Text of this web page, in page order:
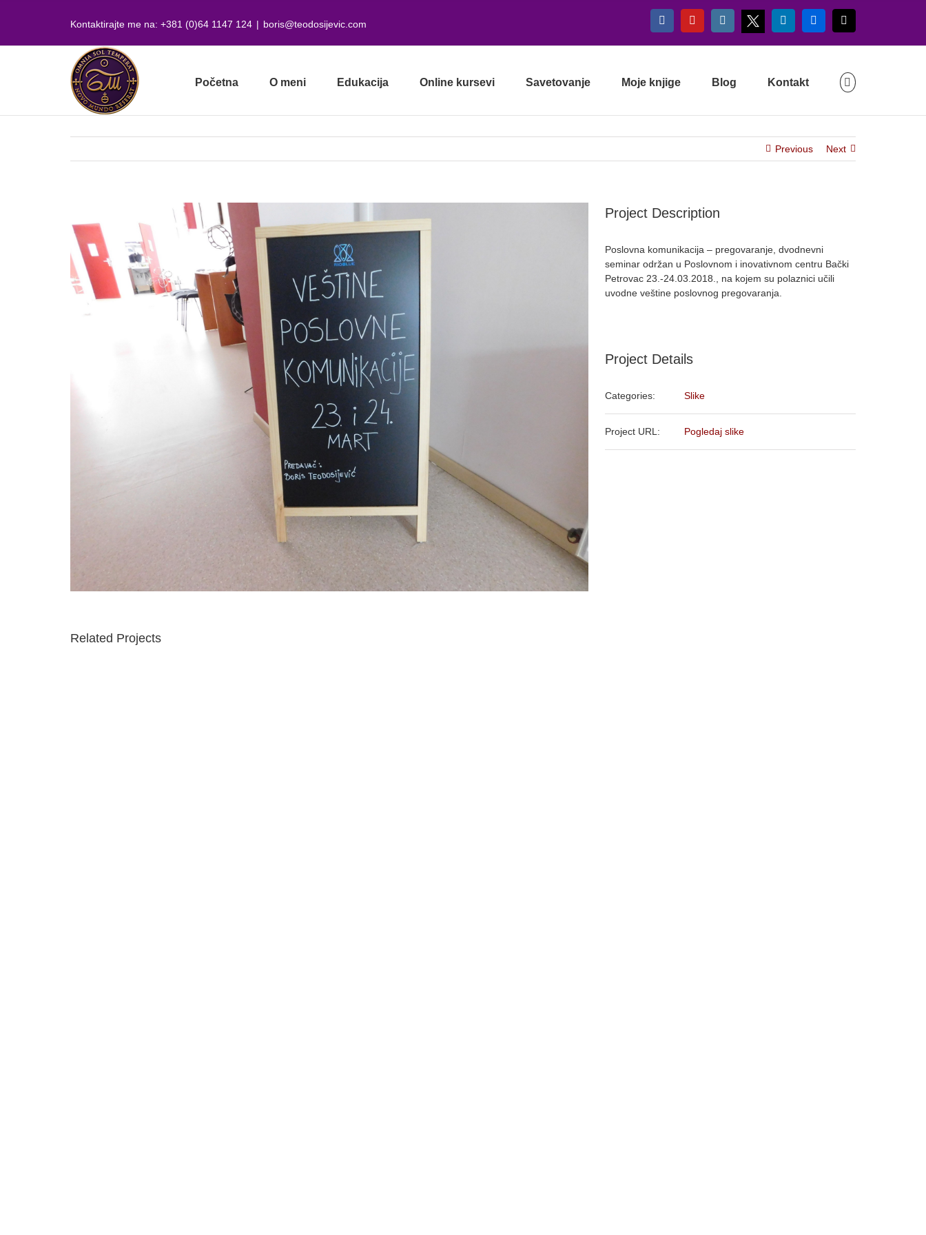
Kontaktirajte me na: +381 (0)64 1147 124 | boris@teodosijevic.com FacebookYouTubeInstagram
X LinkedInFlickr
Početna O meni Edukacija Online kursevi Savetovanje Moje knjige Blog Kontakt
Previous Next
Larger
Image
Project Description
Poslovna komunikacija – pregovaranje, dvodnevni
seminar održan u Poslovnom i inovativnom centru Bački
Petrovac 23.-24.03.2018., na kojem su polaznici učili
uvodne veštine poslovnog pregovaranja.
Project Details
Categories: Slike
Project URL: Pogledaj slike
Related Projects